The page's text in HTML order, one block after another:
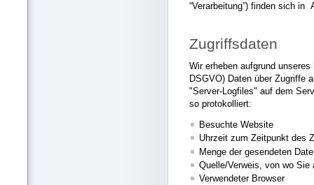
“Verarbeitung”) finden sich in
Zugriffsdaten
Wir erheben aufgrund
DSGVO) Daten über Zugriffe
"Server-Logfiles" auf dem
so protokolliert:
Besuchte Website
Uhrzeit zum Zeitpunkt des
Menge der gesendeten
Quelle/Verweis, von wo Sie
Verwendeter Browser